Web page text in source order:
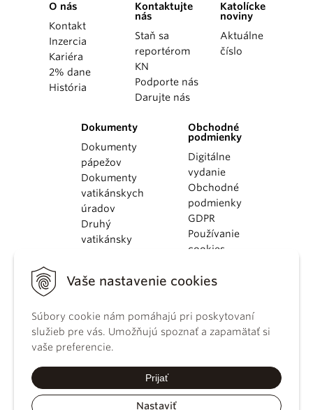
Vaše nastavenie cookies
Súbory cookie nám pomáhajú pri poskytovaní
služieb pre vás. Umožňujú spoznať a zapamätať si
vaše preferencie.
Prijať
Nastaviť
O nás
Kontakt
Inzercia
Kariéra
2% dane
História
Kontaktujte
nás
Staň sa
reportérom
KN
Podporte nás
Darujte nás
Katolícke
noviny
Aktuálne
číslo
Dokumenty
Dokumenty
pápežov
Dokumenty
vatikánskych
úradov
Druhý
vatikánsky
KBS
kánonického
práva
Katechizmus
Obchodné
podmienky
Digitálne
vydanie
Obchodné
podmienky
GDPR
Používanie
cookies